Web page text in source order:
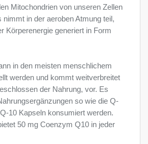
Mitochondrien von unseren Zellen
nimmt in der aeroben Atmung teil,
Körperenergie generiert in Form
in den meisten menschlichem
werden und kommt weitverbreitet
der Nahrung, vor. Es
so wie die Q-
10 Kapseln konsumiert werden.
50 mg Coenzym Q10 in jeder